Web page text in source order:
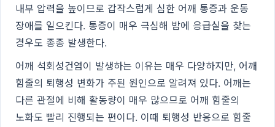
내부 압력을 높이므로 갑작스럽게 심한 어깨 통증과 운동
장애를 일으킨다. 통증이 매우 극심해 밤에 응급실을 찾는
경우도 종종 발생한다.
어깨 석회성건염이 발생하는 이유는 매우 다양하지만, 어깨
힘줄의 퇴행성 변화가 주된 원인으로 알려져 있다. 어깨는
다른 관절에 비해 활동량이 매우 많으므로 어깨 힘줄의
노화도 빨리 진행되는 편이다. 이때 퇴행성 반응으로 힘줄